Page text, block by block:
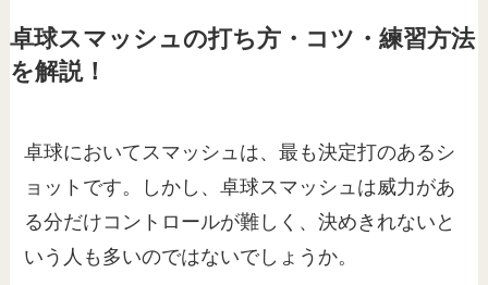
卓球スマッシュの打ち方・コツ・練習方法
を解説！
卓球においてスマッシュは、最も決定打のあるシ
ョットです。しかし、卓球スマッシュは威力があ
る分だけコントロールが難しく、決めきれないと
いう人も多いのではないでしょうか。